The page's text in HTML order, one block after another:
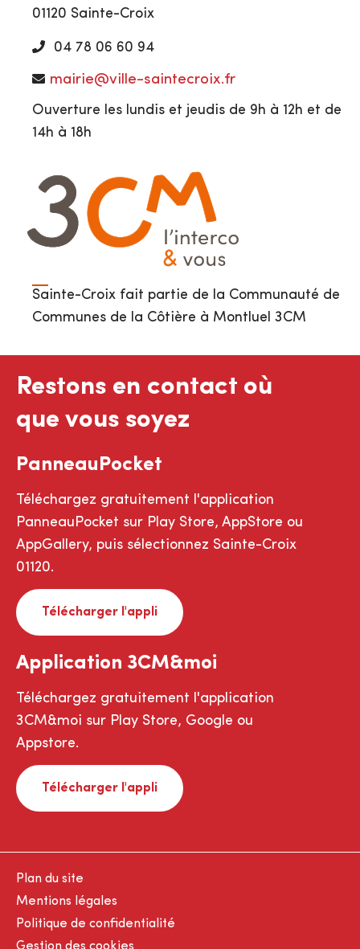
01120 Sainte-Croix
04 78 06 60 94
mairie@ville-saintecroix.fr
Ouverture les lundis et jeudis de 9h à 12h et de
14h à 18h
Sainte-Croix fait partie de la Communauté de
Communes de la Côtière à Montluel 3CM
Restons en contact où
que vous soyez
PanneauPocket
Téléchargez gratuitement l'application
PanneauPocket sur Play Store, AppStore ou
AppGallery, puis sélectionnez Sainte-Croix
01120.
Télécharger l'appli
Application 3CM&moi
Téléchargez gratuitement l'application
3CM&moi sur Play Store, Google ou
Appstore.
Télécharger l'appli
Plan du site
Mentions légales
Politique de confidentialité